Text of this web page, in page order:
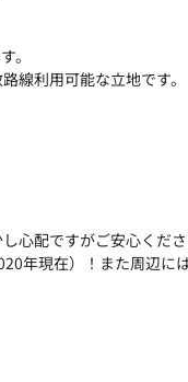
。
線利用可能な立地です。
心配ですがご安心くだ
年現在）！また周辺に